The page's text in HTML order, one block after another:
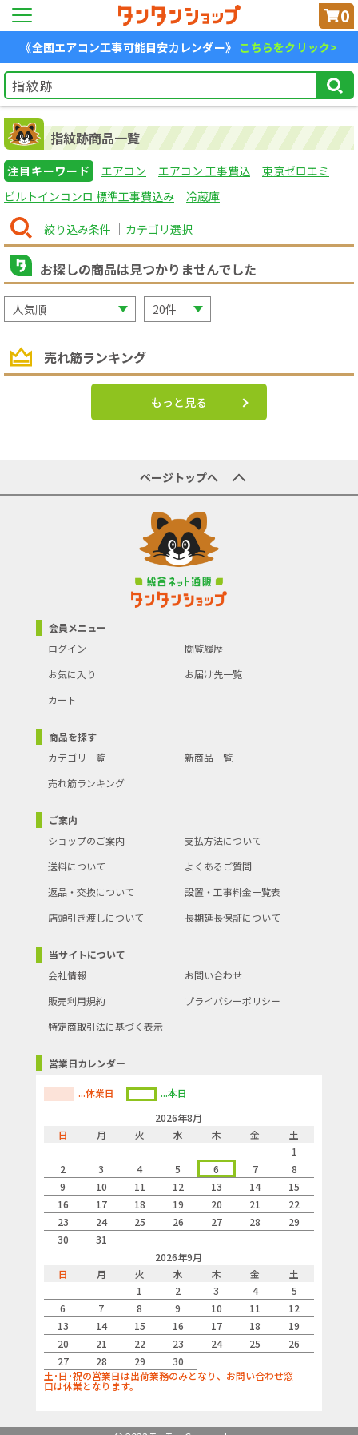
0
《全国エアコン工事可能目安カレンダー》 こちらをクリック>
指紋跡商品一覧
注目キーワード エアコン エアコン 工事費込
東京ゼロエミ
ビルトインコンロ 標準工事費込み
冷蔵庫
絞り込み条件 カテゴリ選択
お探しの商品は見つかりませんでした
売れ筋ランキング
もっと見る
ページトップへ
会員メニュー
ログイン
閲覧履歴
お気に入り
お届け先一覧
カート
商品を探す
カテゴリ一覧
新商品一覧
売れ筋ランキング
ご案内
ショップのご案内
支払方法について
送料について
よくあるご質問
返品・交換について
設置・工事料金一覧表
店頭引き渡しについて
長期延長保証について
当サイトについて
会社情報
お問い合わせ
販売利用規約
プライバシーポリシー
特定商取引法に基づく表示
営業日カレンダー
...休業日
...本日
2026年8月
日
月 火 水 木 金
土
1
2
3 4 5 6 7
8
9
10 11 12 13 14
15
16
17 18 19 20 21
22
23
24 25 26 27 28
29
30
31
2026年9月
日
月 火 水 木 金
土
1
2 3 4
5
6
7 8 9 10 11
12
13
14 15 16 17 18
19
20
21 22 23 24 25
26
27
28 29
30
土･日･祝の営業日は出荷業務のみとなり、お問い合わせ窓
口は休業となります。